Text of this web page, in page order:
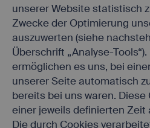
unserer Website statistisch
Zwecke der Optimierung
auszuwerten (siehe
Überschrift „Analyse-
ermöglichen es uns, bei
unserer Seite automatisch
bereits bei uns waren.
einer jeweils definierten
Die durch Cookies